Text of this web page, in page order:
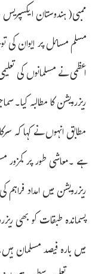
ممبی( ہندوستان
مسلم مسائل پر ایوان کی
اعظمی نے مسلمانوں کی
ریزرویشن کا مطالبہ
مطابق انہوں نے کہا کہ
ہے ۔معاشی طور پر کمزور
ریزرویشن میں امداد
پسماندہ طبقات کو بھی
میں بارہ فیصد مسلمان